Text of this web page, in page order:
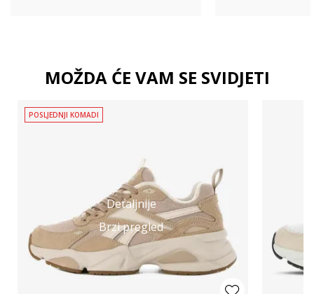
MOŽDA ĆE VAM SE SVIDJETI
Detaljnije
Brzi pregled
POSLJEDNJI KOMADI